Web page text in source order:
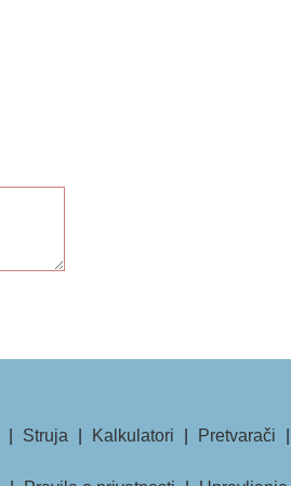
Struja Kalkulatori Pretvarači